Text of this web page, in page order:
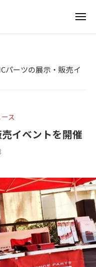
メ
パーツの展示・販売イ
ス
イベントを開催
m
s
f
a
c
t
o
r
件
の
コ
メ
ン
ト